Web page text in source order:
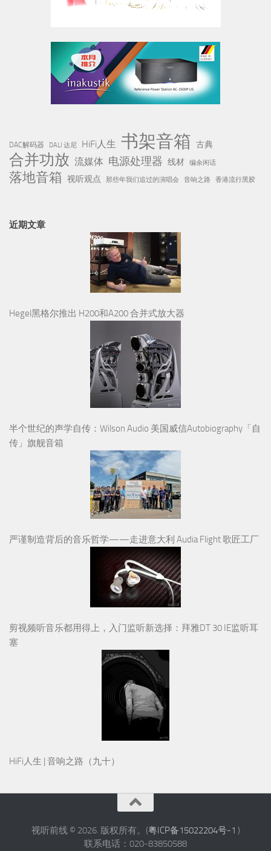
DAC解码器 DALI 达尼 HiFi人生 书架音箱 古典
合并功放 流媒体 电源处理器 线材 编余闲话
落地音箱 视听观点 那些年我们追过的演唱会 音响之路 香港流行黑胶
近期文章
Hegel黑格尔推出 H200和A200 合并式放大器
半个世纪的声学自传：Wilson Audio 美国威信Autobiography「自
传」旗舰音箱
严谨制造背后的音乐哲学——走进意大利 Audia Flight 歌匠工厂
剪视频听音乐都用得上，入门监听新选择：拜雅DT 30 IE监听耳
塞
HiFi人生 | 音响之路（九十）
视听前线 © 2026. 版权所有。(粤ICP备15022204号-1 )
联系电话：020-83850588